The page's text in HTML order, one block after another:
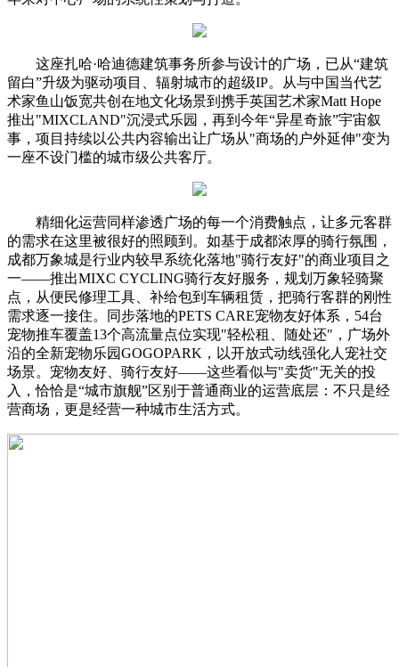
这座扎哈·哈迪德建筑事务所参与设计的广场，已从“建筑
留白”升级为驱动项目、辐射城市的超级IP。从与中国当代艺
术家鱼山饭宽共创在地文化场景到携手英国艺术家Matt Hope
推出"MIXCLAND"沉浸式乐园，再到今年“异星奇旅”宇宙叙
事，项目持续以公共内容输出让广场从"商场的户外延伸"变为
一座不设门槛的城市级公共客厅。
精细化运营同样渗透广场的每一个消费触点，让多元客群
的需求在这里被很好的照顾到。如基于成都浓厚的骑行氛围，
成都万象城是行业内较早系统化落地"骑行友好"的商业项目之
一——推出MIXC CYCLING骑行友好服务，规划万象轻骑聚
点，从便民修理工具、补给包到车辆租赁，把骑行客群的刚性
需求逐一接住。同步落地的PETS CARE宠物友好体系，54台
宠物推车覆盖13个高流量点位实现"轻松租、随处还"，广场外
沿的全新宠物乐园GOGOPARK，以开放式动线强化人宠社交
场景。宠物友好、骑行友好——这些看似与"卖货"无关的投
入，恰恰是“城市旗舰”区别于普通商业的运营底层：不只是经
营商场，更是经营一种城市生活方式。